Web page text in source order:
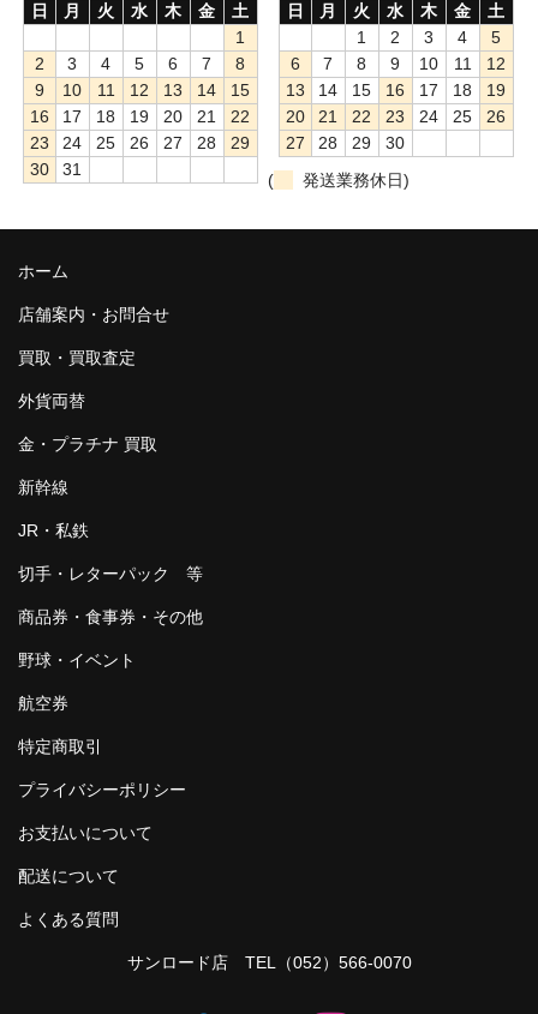
日
月 火 水 木 金
土
1
2
3 4 5 6 7
8
9
10 11 12 13 14
15
16
17 18 19 20 21
22
23
24 25 26 27 28
29
30
31
日
月 火 水 木 金
土
1
2 3 4
5
6
7 8 9 10 11
12
13
14 15 16 17 18
19
20
21 22 23 24 25
26
27
28 29
30
(
発送業務休日)
ホーム
店舗案内・お問合せ
買取・買取査定
外貨両替
金・プラチナ 買取
新幹線
JR・私鉄
切手・レターパック 等
商品券・食事券・その他
野球・イベント
航空券
特定商取引
プライバシーポリシー
お支払いについて
配送について
よくある質問
サンロード店 TEL （052）566-0070